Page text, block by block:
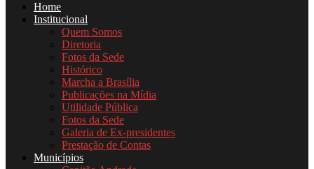
Home
Institucional
Quem Somos
Diretoria
Fotos da Sede
Histórico
Marcha a Brasília
Publicações na Mídia
Utilidade Pública
Fotos da Sede
Galeria de Ex-presidentes
Prestação de Contas
Municípios